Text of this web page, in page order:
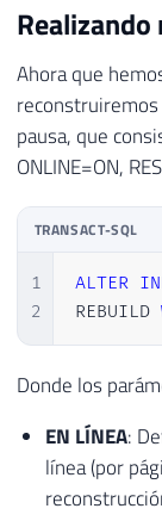
Ahora que
pausa, que
ONLINE=ON,
TRANSACT-SQL
1
2
ALTER
REBUILD
Donde los
EN LÍNEA:
línea (por